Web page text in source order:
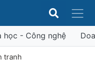
học - Công nghệ
tranh